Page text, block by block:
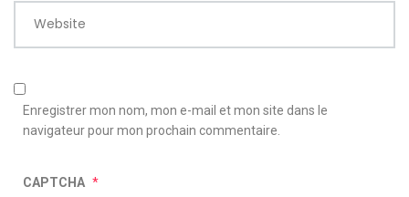
Website
Enregistrer mon nom, mon e-mail et mon site dans le
navigateur pour mon prochain commentaire.
CAPTCHA *